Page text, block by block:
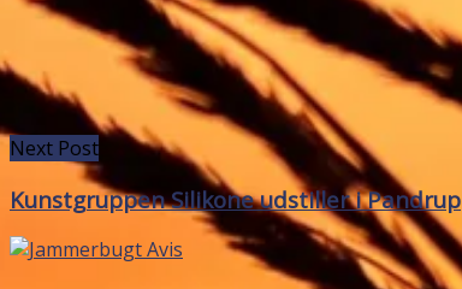
Next Post
Kunstgruppen Silikone udstiller i Pandrup